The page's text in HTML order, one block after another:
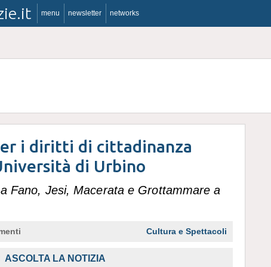
menu newsletter networks
i diritti di cittadinanza
di Urbino
Fano, Jesi, Macerata e Grottammare a
Cultura e Spettacoli
ASCOLTA LA NOTIZIA